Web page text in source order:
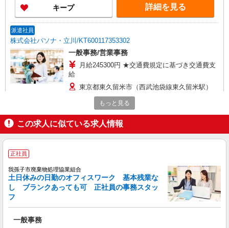
キープ 詳細を見る
派遣社員
株式会社パソナ・立川/KT600117353302
一般事務/営業事務
月給245300円 ★交通費規定に基づき交通費支
給
東京都東久留米市（西武池袋線東久留米駅）
派遣社員
月給245300円 ★交通費規定に基づき交通費支
給
東京都東久留米市（西武池袋線東久留米駅）
もっと見る
この求人に似ている求人情報
正社員
我孫子市廃棄物処理協業組合
土日休みの日勤のオフィスワーク 基本残業な
し ブランクあっても可 正社員の事務スタッ
フ
一般事務